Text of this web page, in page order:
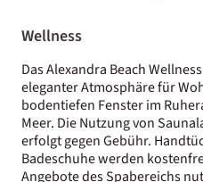
Wellness
Das Alexandra Beach
eleganter Atmosphäre für
bodentiefen Fenster im
Meer. Die Nutzung von
erfolgt gegen Gebühr.
Badeschuhe werden
Angebote des Spabereichs